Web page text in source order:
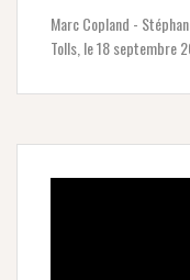
Marc Copland -
Tolls, le 18 septembre